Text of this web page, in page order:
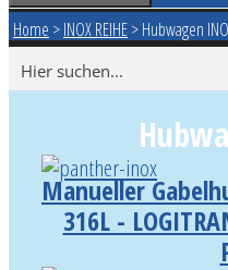
Home >INOX REIHE>Hubwagen
Manueller
316L -